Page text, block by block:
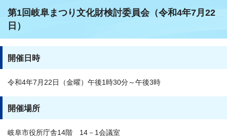
第1回岐阜まつり文化財検討委員会（令和4年7月22
日）
開催日時
令和4年7月22日（金曜）午後1時30分～午後3時
開催場所
岐阜市役所庁舎14階 14－1会議室